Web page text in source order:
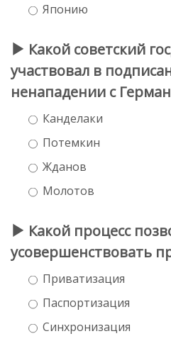
Японию
Какой советский
участвовал в
ненападении с
Канделаки
Потемкин
Жданов
Молотов
Какой процесс
усовершенствовать
Приватизация
Паспортизация
Синхронизация